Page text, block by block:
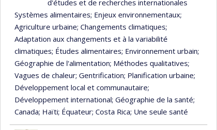
d'études et de recherches internationales
Systèmes alimentaires; Enjeux environnementaux;
Agriculture urbaine; Changements climatiques;
Adaptation aux changements et à la variabilité
climatiques; Études alimentaires; Environnement urbain;
Géographie de l'alimentation; Méthodes qualitatives;
Vagues de chaleur; Gentrification; Planification urbaine;
Développement local et communautaire;
Développement international; Géographie de la santé;
Canada; Haïti; Équateur; Costa Rica; Une seule santé